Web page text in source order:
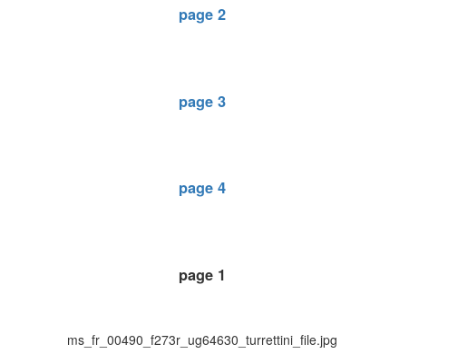
page 2
page 3
page 4
page 1
ms_fr_00490_f273r_ug64630_turrettini_file.jpg